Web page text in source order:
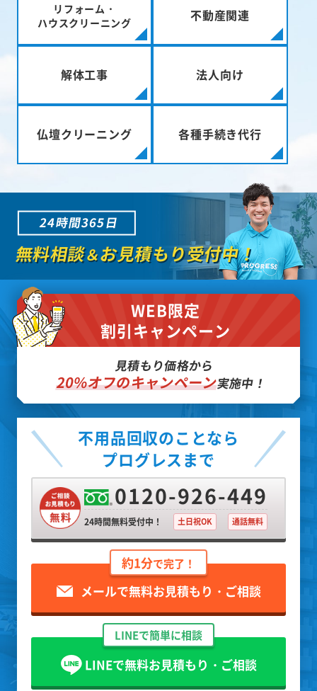
リフォーム・
ハウスクリーニング
不動産関連
解体工事 法人向け
仏壇クリーニング 各種手続き代行
24時間365日
無料相談＆お見積もり受付中！
WEB限定
割引キャンペーン
見積もり価格から
20%オフのキャンペーン実施中！
不用品回収のことなら
プログレスまで
0120-926-449
24時間無料受付中！ 土日祝OK 通話無料
約1分で完了！
メールで無料お見積もり・ご相談
LINEで簡単に相談
LINEで無料お見積もり・ご相談